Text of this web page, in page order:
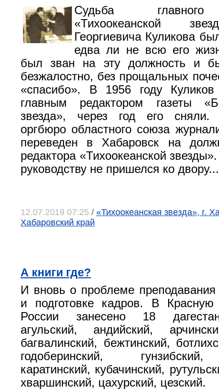
Судьба главного
«Тихоокеанской
Георгиевича Куликова
едва ли не всю его
был зван на эту должность и
безжалостно, без прощальных
«спасибо». В 1956 году
главным редактором газеты
звезда», через год его сняли.
оргбюро областного союза
переведен в Хабаровск на
редактора «Тихоокеанской
руководству не пришелся ко двору...
12.07.2019 07:25 / «Тихоокеанская звезда», г.
Хабаровский край
А книги где?
И вновь о проблеме
и подготовке кадров. В Красную
России занесено 18
агульский, андийский,
багвалинский, бежтинский,
годоберинский,
каратинский, кубачинский,
хваршинский, цахурский, цезский.